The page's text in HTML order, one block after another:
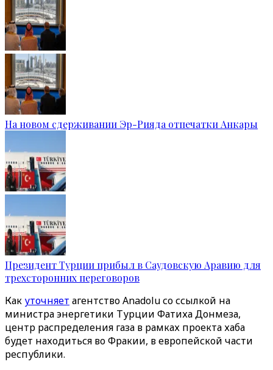
На новом сдерживании Эр-Рияда отпечатки Анкары
Президент Турции прибыл в Саудовскую Аравию для
трехсторонних переговоров
Как уточняет агентство Anadolu со ссылкой на
министра энергетики Турции Фатиха Донмеза,
центр распределения газа в рамках проекта хаба
будет находиться во Фракии, в европейской части
республики.